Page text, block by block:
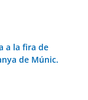
a la fira de
de Múnic.